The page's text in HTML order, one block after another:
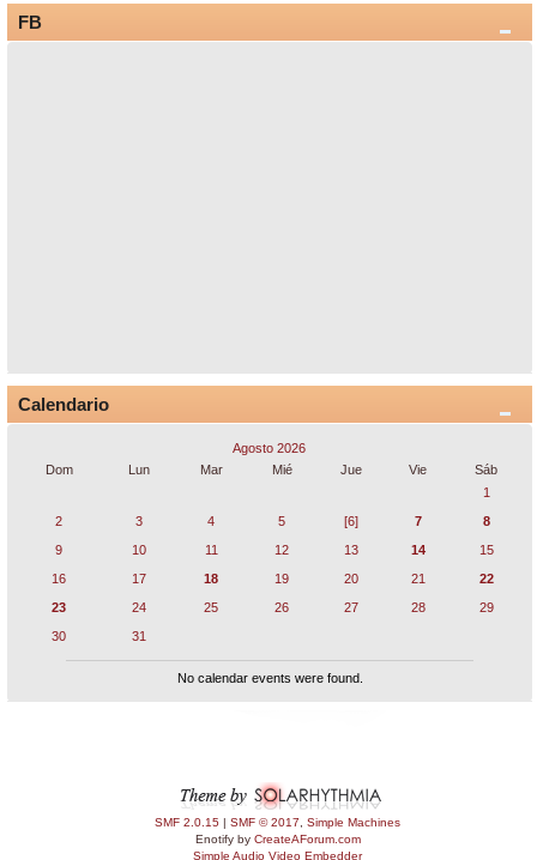
FB
Calendario
Agosto 2026
Dom
Lun Mar Mié Jue Vie
Sáb
1
2
3 4 5 [6] 7
8
9
10 11 12 13 14
15
16
17 18 19 20 21
22
23
24 25 26 27 28
29
30
31
No calendar events were found.
SMF 2.0.15 | SMF © 2017
Simple Machines
Enotify by CreateAForum.com
Simple Audio Video Embedder